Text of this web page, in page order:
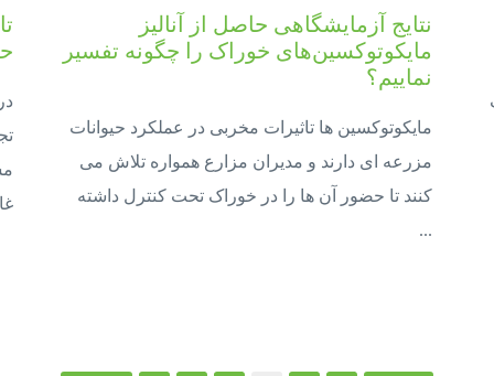
نتایج آزمایشگاهی حاصل از آنالیز
مایکوتوکسین­‌های خوراک را چگونه تفسیر
نماییم؟
مایکوتوکسین ها تاثیرات مخربی در عملکرد حیوانات
مزرعه ای دارند و مدیران مزارع همواره تلاش می
کنند تا حضور آن ها را در خوراک تحت کنترل داشته
...